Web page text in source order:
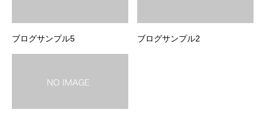
ブログサンプル5 ブログサンプル2